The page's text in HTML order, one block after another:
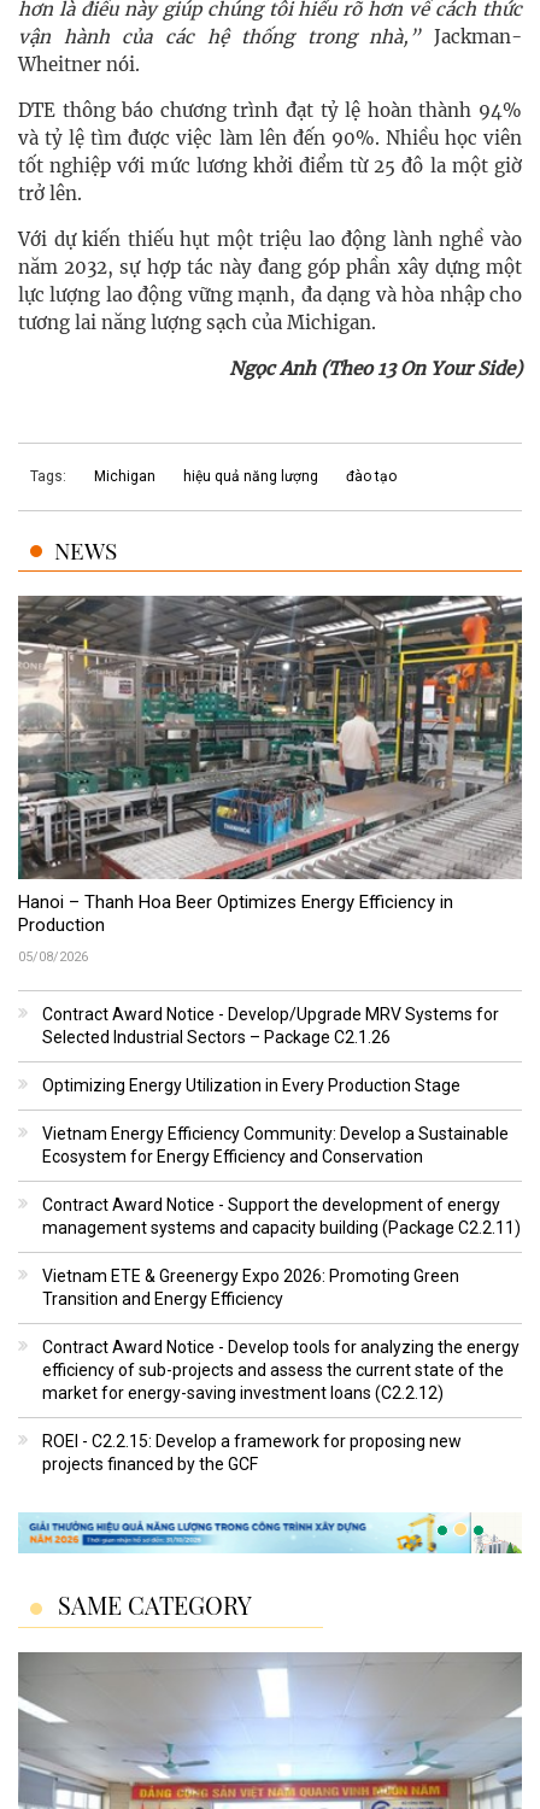
hơn là điều này giúp chúng tôi hiểu rõ hơn về cách thức
vận hành của các hệ thống trong nhà,” Jackman-
Wheitner nói.
DTE thông báo chương trình đạt tỷ lệ hoàn thành 94%
và tỷ lệ tìm được việc làm lên đến 90%. Nhiều học viên
tốt nghiệp với mức lương khởi điểm từ 25 đô la một giờ
trở lên.
Với dự kiến thiếu hụt một triệu lao động lành nghề vào
năm 2032, sự hợp tác này đang góp phần xây dựng một
lực lượng lao động vững mạnh, đa dạng và hòa nhập cho
tương lai năng lượng sạch của Michigan.
Ngọc Anh (Theo 13 On Your Side)
Tags: Michigan hiệu quả năng lượng đào tạo
NEWS
Hanoi – Thanh Hoa Beer Optimizes Energy Efficiency in
Production
05/08/2026
Contract Award Notice - Develop/Upgrade MRV Systems for
Selected Industrial Sectors – Package C2.1.26
Optimizing Energy Utilization in Every Production Stage
Vietnam Energy Efficiency Community: Develop a Sustainable
Ecosystem for Energy Efficiency and Conservation
Contract Award Notice - Support the development of energy
management systems and capacity building (Package C2.2.11)
Vietnam ETE & Greenergy Expo 2026: Promoting Green
Transition and Energy Efficiency
Contract Award Notice - Develop tools for analyzing the energy
efficiency of sub-projects and assess the current state of the
market for energy-saving investment loans (C2.2.12)
ROEI - C2.2.15: Develop a framework for proposing new
projects financed by the GCF
SAME CATEGORY